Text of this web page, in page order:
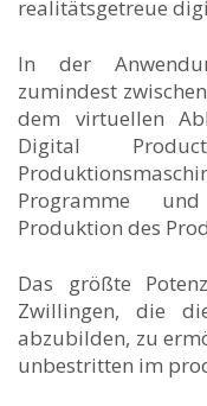
realitätsgetreue
In der
zumindest
dem virtuellen
Digital
Programme
Produktion des
Das größte
Zwillingen, die
abzubilden, zu
unbestritten im